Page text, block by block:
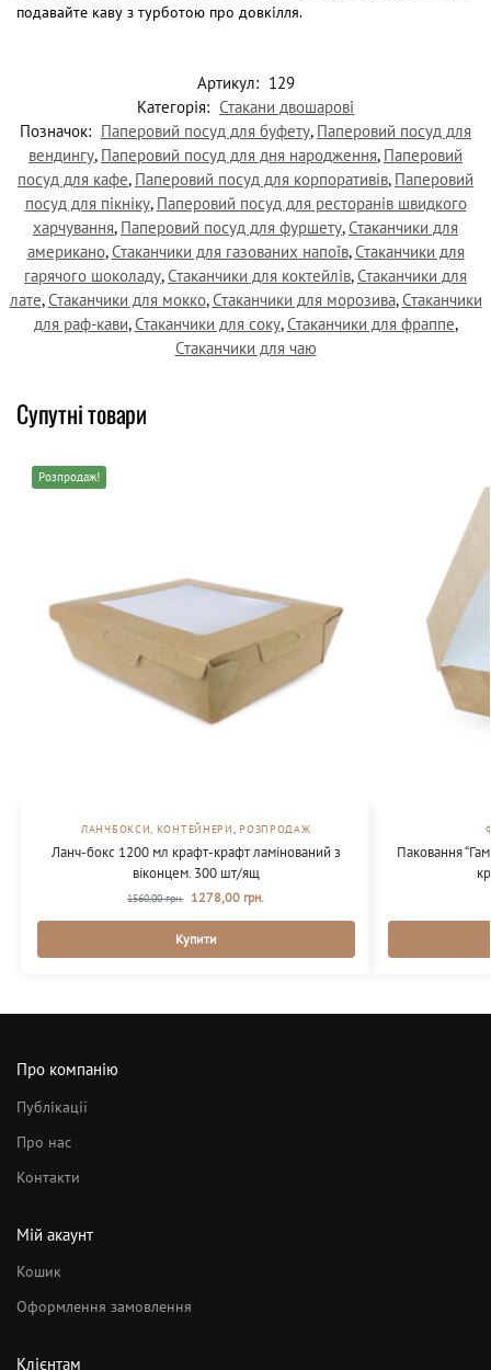
подавайте каву з турботою про довкілля.
Артикул: 129
Категорія: Стакани двошарові
Позначок: Паперовий посуд для буфету, Паперовий посуд для
вендингу, Паперовий посуд для дня народження, Паперовий
посуд для кафе, Паперовий посуд для корпоративів, Паперовий
посуд для пікніку, Паперовий посуд для ресторанів швидкого
харчування, Паперовий посуд для фуршету,Стаканчики для
американо,Стаканчики для газованих напоїв,Стаканчики для
гарячого шоколаду,Стаканчики для коктейлів,Стаканчики для
лате,Стаканчики для мокко,Стаканчики для морозива,Стаканчики
для раф-кави,Стаканчики для соку,Стаканчики для фраппе,
Стаканчики для чаю
Супутні товари
Розпродаж!
ЛАНЧБОКСИ, КОНТЕЙНЕРИ,РОЗПРОДАЖ
Ланч-бокс 1200 мл крафт-крафт ламінований з
віконцем. 300 шт/ящ
1560,00грн. 1278,00 грн.
Купити
Паковання
Про компанію
Публікації
Про нас
Контакти
Мій акаунт
Кошик
Оформлення замовлення
Клієнтам